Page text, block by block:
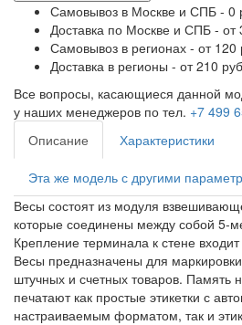
Самовывоз в Москве и СПБ - 0
Доставка по Москве и СПБ - от
Самовывоз в регионах - от 120
Доставка в регионы - от 210
Все вопросы, касающиеся данной
у наших менеджеров по тел. +7 499
Описание
Характеристики
Эта же модель с другими
Весы состоят из модуля
которые соединены между собой 5-
Крепление терминала к стене входит
Весы предназначены для
штучных и счетных товаров. Память
печатают как простые этикетки с
настраиваемым форматом, так и